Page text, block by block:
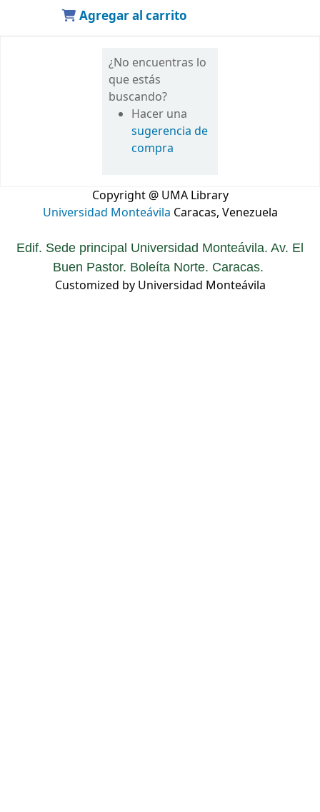
Agregar al carrito
¿No encuentras lo
que estás
buscando?
Hacer una
sugerencia de
compra
Copyright @ UMA Library
Universidad Monteávila Caracas, Venezuela
Edif. Sede principal Universidad Monteávila. Av. El
Buen Pastor. Boleíta Norte. Caracas.
Customized by Universidad Monteávila